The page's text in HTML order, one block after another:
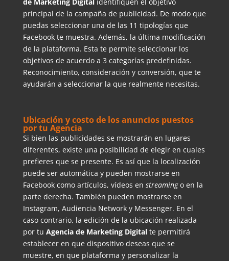
principal de la campaña de publicidad. De modo que
puedas seleccionar una de las 11 tipologías que
Facebook te muestra. Además, la última modificación
de la plataforma. Esta te permite seleccionar los
objetivos de acuerdo a 3 categorías predefinidas.
Reconocimiento, consideración y conversión, que te
ayudarán a seleccionar la que realmente necesitas.
Ubicación y costo de los anuncios puestos
por tu Agencia
Si bien las publicidades se mostrarán en lugares
diferentes, existe una posibilidad de elegir en cuales
prefieres que se presente. Es así que la localización
puede ser automática y pueden mostrarse en
Facebook como artículos, vídeos en streamingo en la
parte derecha. También pueden mostrarse en
Instagram, Audiencia Network y Messenger. En el
caso contrario, la edición de la ubicación realizada
por tu Agencia de Marketing Digitalte permitirá
establecer en que dispositivo deseas que se
muestre, en que plataforma y personalizar la